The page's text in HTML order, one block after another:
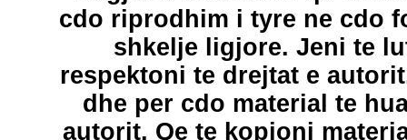
cdo riprodhim i tyre ne cdo
shkelje ligjore. Jeni te
respektoni te drejtat e
dhe per cdo material te
autorit. Qe te kopjoni